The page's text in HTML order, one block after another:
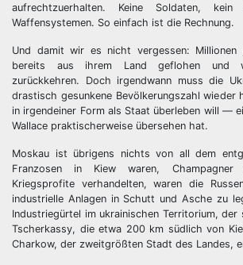
aufrechtzuerhalten. Keine Soldaten,
Waffensystemen. So einfach ist die Rechnung.
Und damit wir es nicht vergessen: Millionen
bereits aus ihrem Land geflohen und
zurückkehren. Doch irgendwann muss die
drastisch gesunkene Bevölkerungszahl wieder
in irgendeiner Form als Staat überleben will —
Wallace praktischerweise übersehen hat.
Moskau ist übrigens nichts von all dem
Franzosen in Kiew waren,
Kriegsprofite verhandelten, waren die
industrielle Anlagen in Schutt und Asche zu
Industriegürtel im ukrainischen Territorium, der
Tscherkassy, die etwa 200 km südlich von
Charkow, der zweitgrößten Stadt des Landes,